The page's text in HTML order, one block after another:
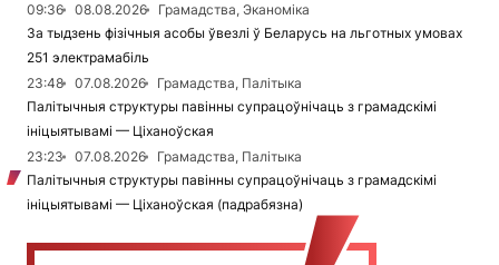
09:36
08.08.2026
Грамадства, Эканоміка
За тыдзень фізічныя асобы ўвезлі ў Беларусь на льготных умовах
251 электрамабіль
23:48
07.08.2026
Грамадства, Палітыка
Палітычныя структуры павінны супрацоўнічаць з грамадскімі
ініцыятывамі — Ціханоўская
23:23
07.08.2026
Грамадства, Палітыка
Палітычныя структуры павінны супрацоўнічаць з грамадскімі
ініцыятывамі — Ціханоўская (падрабязна)